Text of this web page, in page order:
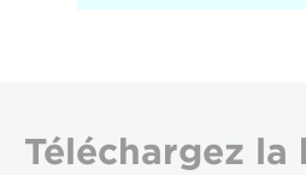
Téléchargez la